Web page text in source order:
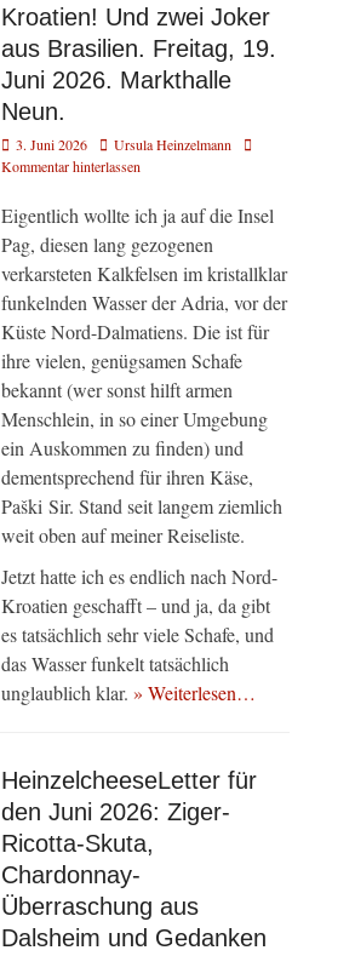
Kroatien! Und zwei Joker
aus Brasilien. Freitag, 19.
Juni 2026. Markthalle
Neun.
Veröffentlicht
am
3. Juni 2026 AutorUrsula Heinzelmann
Kommentar hinterlassen
Eigentlich wollte ich ja auf die Insel
Pag, diesen lang gezogenen
verkarsteten Kalkfelsen im kristallklar
funkelnden Wasser der Adria, vor der
Küste Nord-Dalmatiens. Die ist für
ihre vielen, genügsamen Schafe
bekannt (wer sonst hilft armen
Menschlein, in so einer Umgebung
ein Auskommen zu finden) und
dementsprechend für ihren Käse,
Paški Sir. Stand seit langem ziemlich
weit oben auf meiner Reiseliste.
Jetzt hatte ich es endlich nach Nord-
Kroatien geschafft – und ja, da gibt
es tatsächlich sehr viele Schafe, und
das Wasser funkelt tatsächlich
unglaublich klar. » Weiterlesen…
HeinzelcheeseLetter für
den Juni 2026: Ziger-
Ricotta-Skuta,
Chardonnay-
Überraschung aus
Dalsheim und Gedanken